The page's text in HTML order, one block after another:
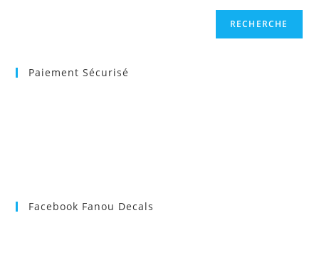
RECHERCHE
Paiement Sécurisé
Facebook Fanou Decals